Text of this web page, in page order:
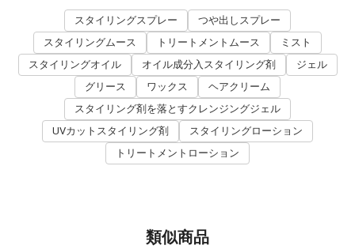
スタイリングスプレー
つや出しスプレー
スタイリングムース
トリートメントムース
ミスト
スタイリングオイル
オイル成分入スタイリング剤
ジェル
グリース
ワックス
ヘアクリーム
スタイリング剤を落とすクレンジングジェル
UVカットスタイリング剤
スタイリングローション
トリートメントローション
類似商品